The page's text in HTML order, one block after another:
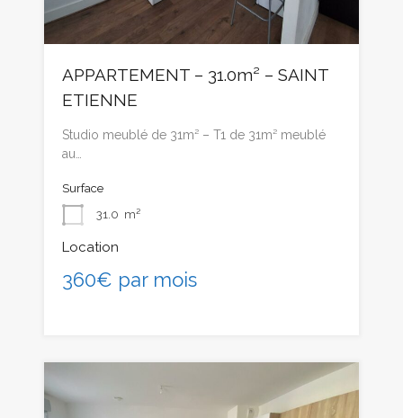
APPARTEMENT – 31.0m² – SAINT
ETIENNE
Studio meublé de 31m² – T1 de 31m² meublé
au…
Surface
31.0 m²
Location
360€ par mois